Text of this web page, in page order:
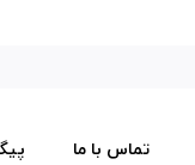
تماس با ما